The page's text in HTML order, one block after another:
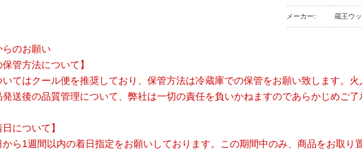
メーカー: 蔵王ウ
のお願い
保管方法について】
いてはクール便を推奨しており、保管方法は冷蔵庫での保管をお願い致します。
送後の品質管理について、弊社は一切の責任を負いかねますのであらかじめご了
日について】
から1週間以内の着日指定をお願いしております。この期間中のみ、商品をお取り